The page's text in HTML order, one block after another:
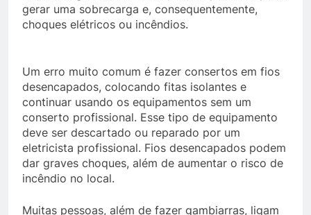
gerar uma sobrecarga e, consequentemente,
choques elétricos ou incêndios.
Um erro muito comum é fazer consertos em fios
desencapados, colocando fitas isolantes e
continuar usando os equipamentos sem um
conserto profissional. Esse tipo de equipamento
deve ser descartado ou reparado por um
eletricista profissional. Fios desencapados podem
dar graves choques, além de aumentar o risco de
incêndio no local.
Muitas pessoas, além de fazer gambiarras, ligam